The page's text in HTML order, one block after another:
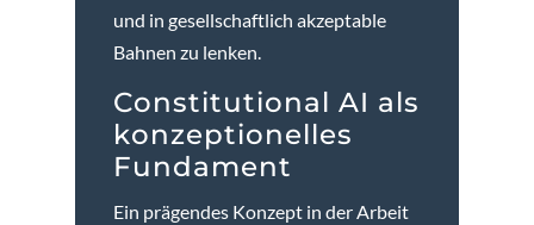
und in gesellschaftlich akzeptable
Bahnen zu lenken.
Constitutional AI als
konzeptionelles
Fundament
Ein prägendes Konzept in der Arbeit